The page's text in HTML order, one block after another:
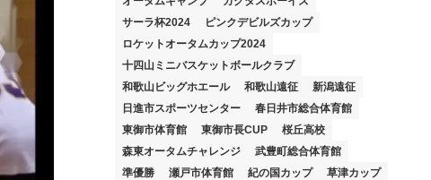
サーラ杯2024
ピンクデビルズカップ
ロケットオータムカップ2024
十四山ミニバスケットボールクラブ
和歌山ビッグホエール
和歌山遠征
新潟遠征
日進市スポーツセンター
春日井市総合体育館
東御市体育館
東御市長CUP
桜丘高校
森東オータムチャレンジ
武豊町総合体育館
準優勝
瀬戸市体育館 紀の国カップ
草津カップ